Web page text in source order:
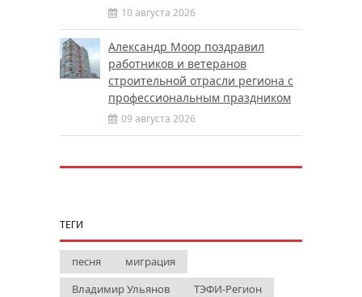
10 августа 2026
Александр Моор поздравил
работников и ветеранов
строительной отрасли региона с
профессиональным праздником
09 августа 2026
ТЕГИ
песня
миграция
Владимир Ульянов
ТЭФИ-Регион